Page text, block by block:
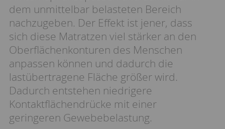
dem unmittelbar belasteten Bereich
nachzugeben. Der Effekt ist jener, dass
sich diese Matratzen viel stärker an den
Oberflächenkonturen des Menschen
anpassen können und dadurch die
lastübertragene Fläche größer wird.
Dadurch entstehen niedrigere
Kontaktflächendrücke mit einer
geringeren Gewebebelastung.